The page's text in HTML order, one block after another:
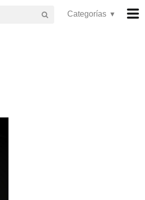
Categorías ▾